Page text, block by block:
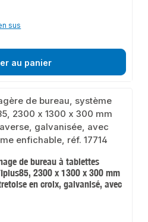
sus
au panier
de bureau à tablettes
2300 x 1300 x 300 mm
en croix, galvanisé, avec